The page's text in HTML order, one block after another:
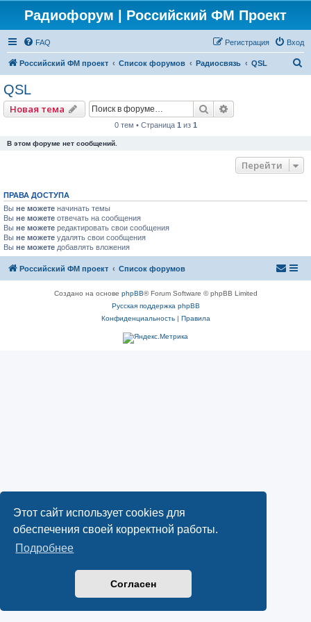
Этот сайт использует cookies для
обеспечения своей корректной работы.
Подробнее
Согласен
Радиофорум | Российский ФМ Проект
FAQ Вход
Регистрация
Российский ФМ проект Список форумов Радиосвязь QSL
QSL
Новая тема Поиск
0 тем • Страница 1 из 1
В этом форуме нет сообщений.
Перейти
ПРАВА ДОСТУПА
Вы не можете начинать темы
Вы не можете отвечать на сообщения
Вы не можете редактировать свои сообщения
Вы не можете удалять свои сообщения
Вы не можете добавлять вложения
Российский ФМ проект Список форумов
Создано на основе phpBB® Forum Software © phpBB Limited
Русская поддержка phpBB
Конфиденциальность| Правила